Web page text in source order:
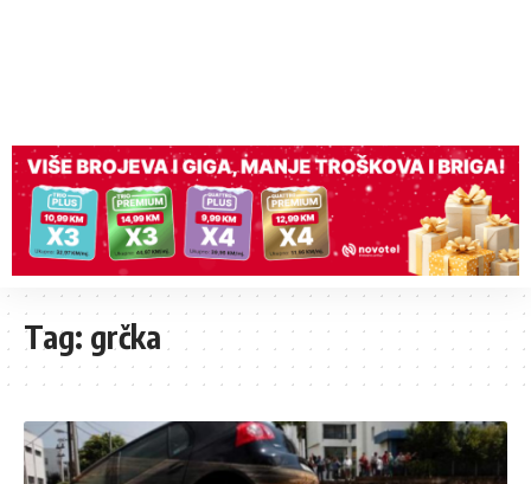
Tag: grčka